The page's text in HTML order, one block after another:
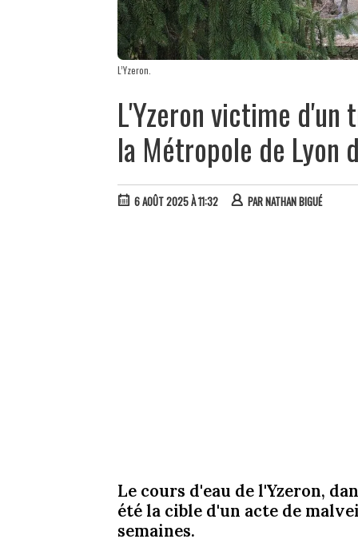
L’Yzeron.
L'Yzeron victime d'un
la Métropole de Lyon
6 AOÛT 2025 À 11:32 PARNATHAN BIGUÉ
Le cours d'eau de l'Yzeron,
été la cible d'un acte de
semaines.